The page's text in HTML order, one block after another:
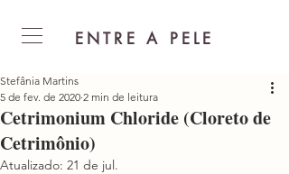
ENTRE A PELE
Cetrimonium Chloride (Cloreto de
Cetrimônio)
Stefânia Martins
5 de fev. de 2020 2 min de leitura
Atualizado: 21 de jul.